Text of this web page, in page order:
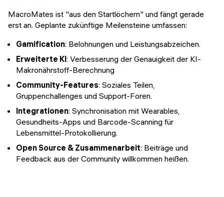
MacroMates ist "aus den Startlöchern" und fängt gerade
erst an. Geplante zukünftige Meilensteine umfassen:
Gamification: Belohnungen und Leistungsabzeichen.
Erweiterte KI: Verbesserung der Genauigkeit der KI-
Makronährstoff-Berechnung
Community-Features: Soziales Teilen,
Gruppenchallenges und Support-Foren.
Integrationen: Synchronisation mit Wearables,
Gesundheits-Apps und Barcode-Scanning für
Lebensmittel-Protokollierung.
Open Source & Zusammenarbeit: Beiträge und
Feedback aus der Community willkommen heißen.